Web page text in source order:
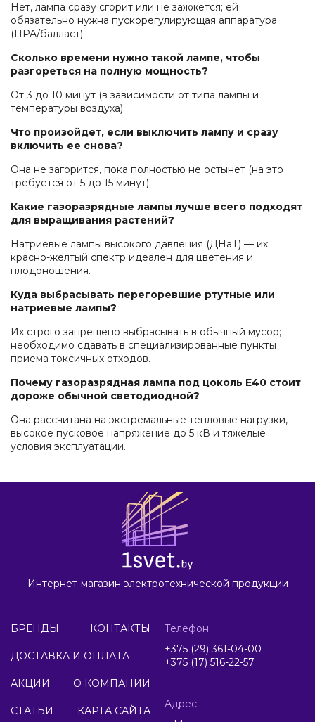
Нет, лампа сразу сгорит или не зажжется; ей
обязательно нужна пускорегулирующая аппаратура
(ПРА/балласт).
Сколько времени нужно такой лампе, чтобы
разгореться на полную мощность?
От 3 до 10 минут (в зависимости от типа лампы и
температуры воздуха).
Что произойдет, если выключить лампу и сразу
включить ее снова?
Она не загорится, пока полностью не остынет (на это
требуется от 5 до 15 минут).
Какие газоразрядные лампы лучше всего подходят
для выращивания растений?
Натриевые лампы высокого давления (ДНаТ) — их
красно-желтый спектр идеален для цветения и
плодоношения.
Куда выбрасывать перегоревшие ртутные или
натриевые лампы?
Их строго запрещено выбрасывать в обычный мусор;
необходимо сдавать в специализированные пункты
приема токсичных отходов.
Почему газоразрядная лампа под цоколь E40 стоит
дороже обычной светодиодной?
Она рассчитана на экстремальные тепловые нагрузки,
высокое пусковое напряжение до 5 кВ и тяжелые
условия эксплуатации.
Интернет-магазин электротехнической продукции
БРЕНДЫ КОНТАКТЫ
ДОСТАВКА И ОПЛАТА
АКЦИИ О КОМПАНИИ
СТАТЬИ КАРТА САЙТА
Телефон
+375 (29) 361-04-00
+375 (17) 516-22-57
Адрес